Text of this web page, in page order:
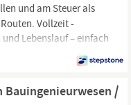
und am Steuer als
Vollzeit -
Lebenslauf – einfach
Kraftfahrer CE
bei
Deggendorf|
/